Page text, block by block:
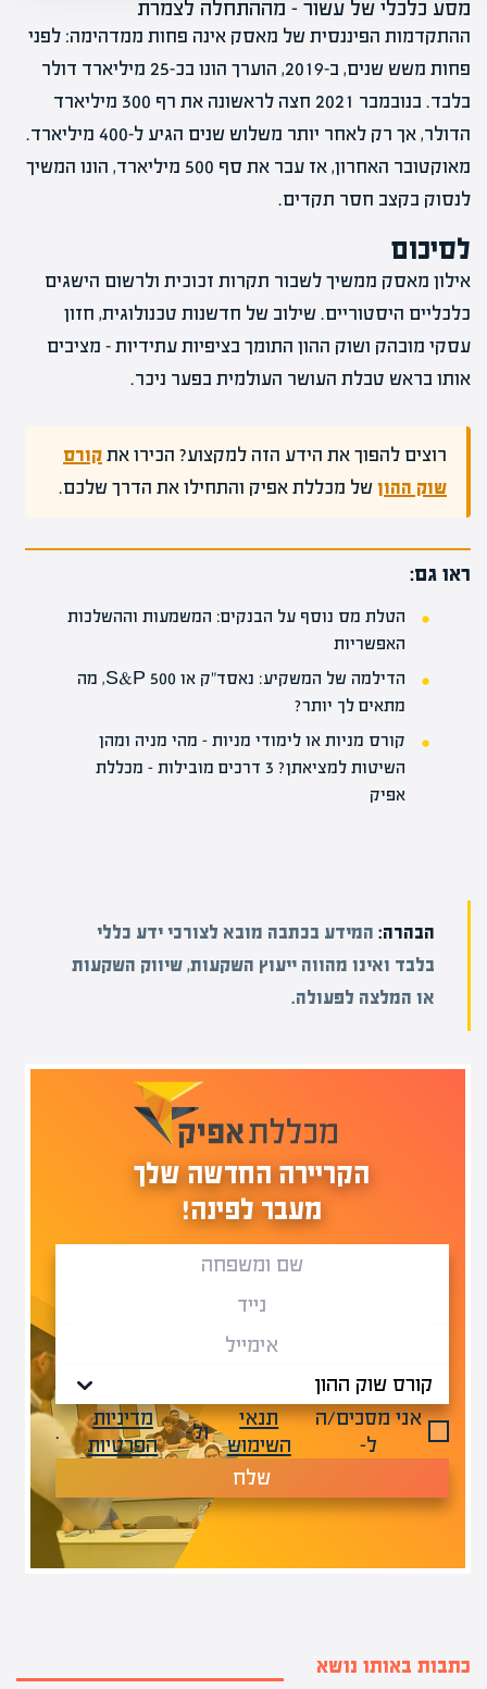
מסע כלכלי של עשור – מההתחלה לצמרת
ההתקדמות הפיננסית של מאסק אינה פחות ממדהימה: לפני
פחות משש שנים, ב-2019, הוערך הונו בכ-25 מיליארד דולר
בלבד. בנובמבר 2021 חצה לראשונה את רף 300 מיליארד
הדולר, אך רק לאחר יותר משלוש שנים הגיע ל-400 מיליארד.
מאוקטובר האחרון, אז עבר את סף 500 מיליארד, הונו המשיך
לנסוק בקצב חסר תקדים.
לסיכום
אילון מאסק ממשיך לשבור תקרות זכוכית ולרשום הישגים
כלכליים היסטוריים. שילוב של חדשנות טכנולוגית, חזון
עסקי מובהק ושוק ההון התומך בציפיות עתידיות – מציבים
אותו בראש טבלת העושר העולמית בפער ניכר.
רוצים להפוך את הידע הזה למקצוע? הכירו אתקורס
שוק ההוןשל מכללת אפיק והתחילו את הדרך שלכם.
ראו גם:
הטלת מס נוסף על הבנקים: המשמעות וההשלכות
האפשריות
הדילמה של המשקיע: נאסד"ק או S&P 500, מה
מתאים לך יותר?
קורס מניות או לימודי מניות – מהי מניה ומהן
השיטות למציאתן? 3 דרכים מובילות – מכללת
אפיק
הבהרה: המידע בכתבה מובא לצורכי ידע כללי
בלבד ואינו מהווה ייעוץ השקעות, שיווק השקעות
או המלצה לפעולה.
הקריירה החדשה שלך
מעבר לפינה!
אני מסכים/ה
ל-
תנאי
השימוש
ול-
מדיניות
הפרטיות
.
שלח
כתבות באותו נושא